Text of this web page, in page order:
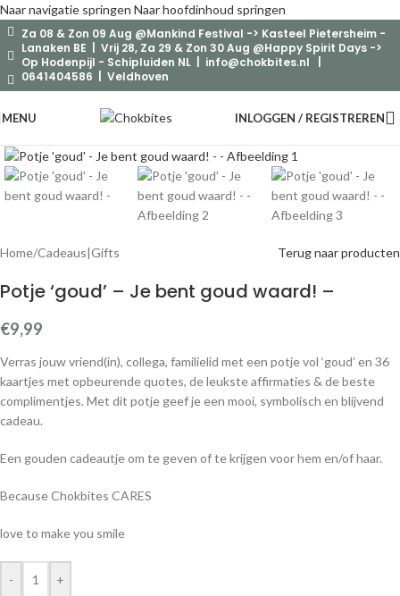
Naar navigatie springen Naar hoofdinhoud springen
Za 08 & Zon 09 Aug @Mankind Festival -> Kasteel Pietersheim -
Lanaken BE | Vrij 28, Za 29 & Zon 30 Aug @Happy Spirit Days ->
Op Hodenpijl - Schipluiden NL | info@chokbites.nl
0641404586 | Veldhoven
MENU INLOGGEN / REGISTREREN
Home/Cadeaus|Gifts Terug naar producten
Potje ‘goud’ – Je bent goud waard! –
€9,99
Verras jouw vriend(in), collega, familielid met een potje vol ‘goud’ en 36
kaartjes met opbeurende quotes, de leukste affirmaties & de beste
complimentjes. Met dit potje geef je een mooi, symbolisch en blijvend
cadeau.
Een gouden cadeautje om te geven of te krijgen voor hem en/of haar.
Because Chokbites CARES
love to make you smile
- +